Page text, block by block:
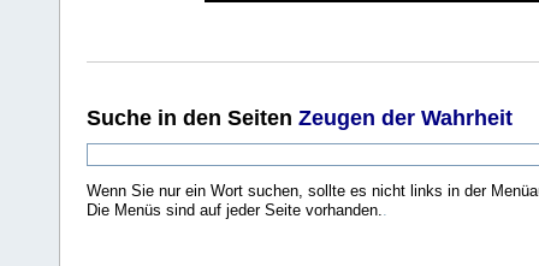
Suche in den Seiten Zeugen der Wahrheit
Wenn Sie nur ein Wort suchen, sollte es nicht links in der
Die Menüs sind auf jeder Seite vorhanden.